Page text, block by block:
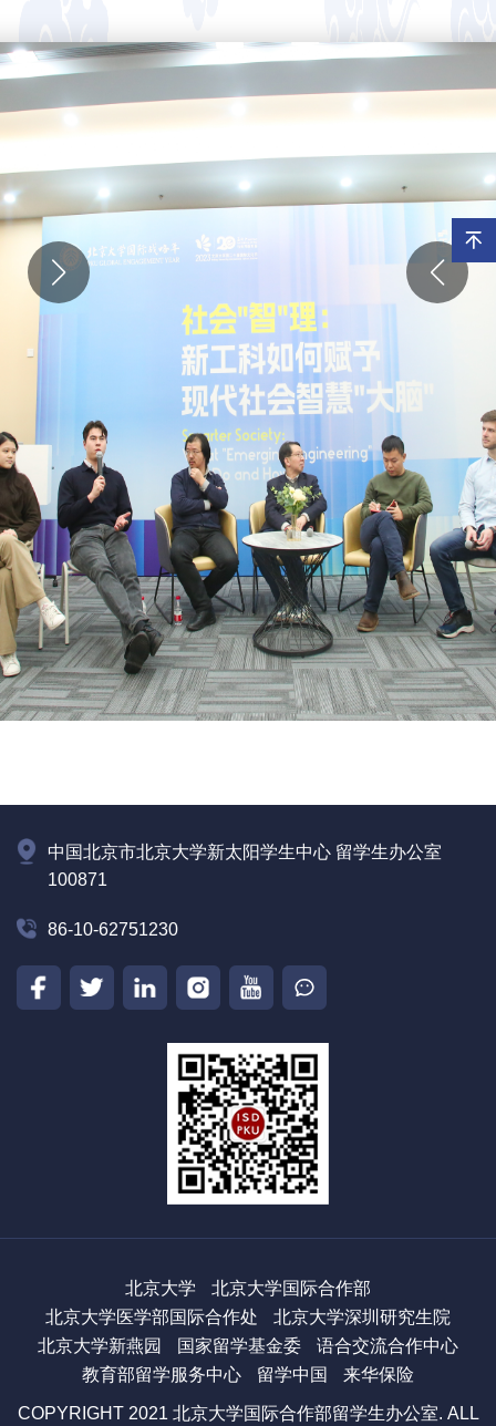
中国北京市北京大学新太阳学生中心 留学生办公室
100871
86-10-62751230
北京大学
北京大学国际合作部
北京大学医学部国际合作处
北京大学深圳研究生院
北京大学新燕园
国家留学基金委
语合交流合作中心
教育部留学服务中心
留学中国 来华保险
COPYRIGHT 2021 北京大学国际合作部留学生办公室. ALL